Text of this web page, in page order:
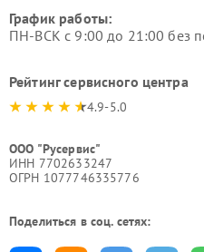
График работы:
ПН-ВСК с 9:00 до 21:00 без
Рейтинг сервисного центра
4.9-5.0
ООО "Русервис"
ИНН 7702633247
ОГРН 1077746335776
Поделиться в соц. сетях: